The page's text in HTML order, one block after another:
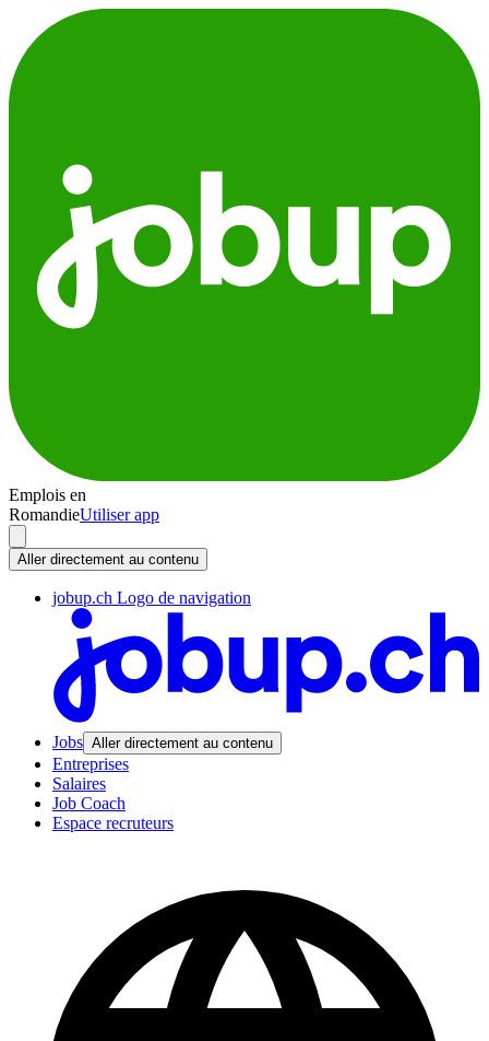
Emplois en
RomandieUtiliser app
Aller directement au contenu
jobup.ch Logo de navigation
Jobs Aller directement au contenu
Entreprises
Salaires
Job Coach
Espace recruteurs